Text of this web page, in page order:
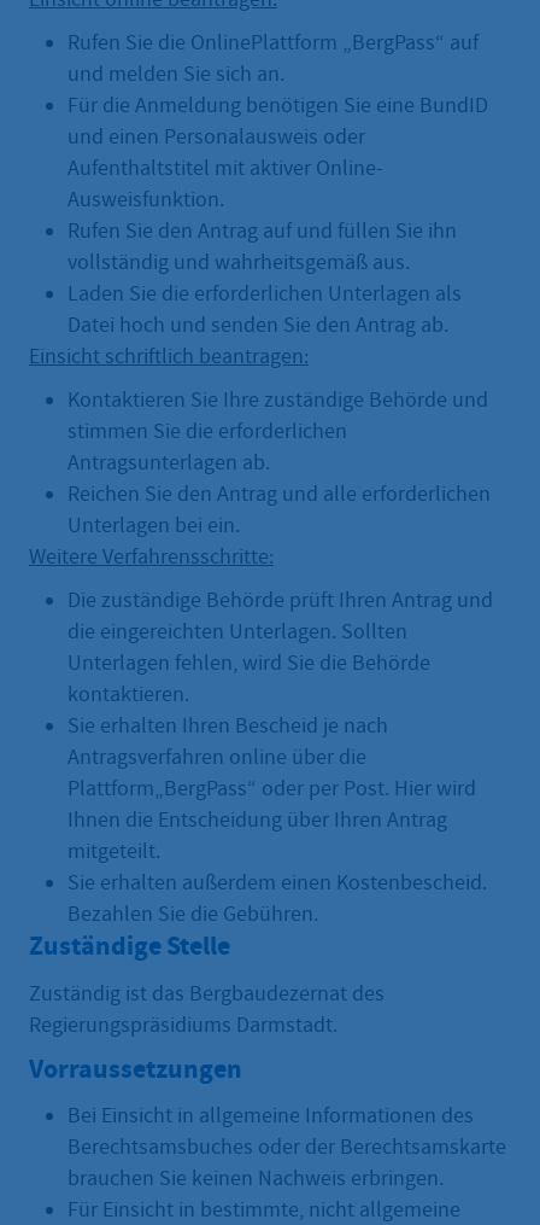
Rufen Sie die OnlinePlattform „BergPass“ auf
und melden Sie sich an.
Für die Anmeldung benötigen Sie eine BundID
und einen Personalausweis oder
Aufenthaltstitel mit aktiver Online-
Ausweisfunktion.
Rufen Sie den Antrag auf und füllen Sie ihn
vollständig und wahrheitsgemäß aus.
Laden Sie die erforderlichen Unterlagen als
Datei hoch und senden Sie den Antrag ab.
Einsicht schriftlich beantragen:
Kontaktieren Sie Ihre zuständige Behörde und
stimmen Sie die erforderlichen
Antragsunterlagen ab.
Reichen Sie den Antrag und alle erforderlichen
Unterlagen bei ein.
Weitere Verfahrensschritte:
Die zuständige Behörde prüft Ihren Antrag und
die eingereichten Unterlagen. Sollten
Unterlagen fehlen, wird Sie die Behörde
kontaktieren.
Sie erhalten Ihren Bescheid je nach
Antragsverfahren online über die
Plattform„BergPass“ oder per Post. Hier wird
Ihnen die Entscheidung über Ihren Antrag
mitgeteilt.
Sie erhalten außerdem einen Kostenbescheid.
Bezahlen Sie die Gebühren.
Zuständige Stelle
Zuständig ist das Bergbaudezernat des
Regierungspräsidiums Darmstadt.
Vorraussetzungen
Bei Einsicht in allgemeine Informationen des
Berechtsamsbuches oder der Berechtsamskarte
brauchen Sie keinen Nachweis erbringen.
Für Einsicht in bestimmte, nicht allgemeine